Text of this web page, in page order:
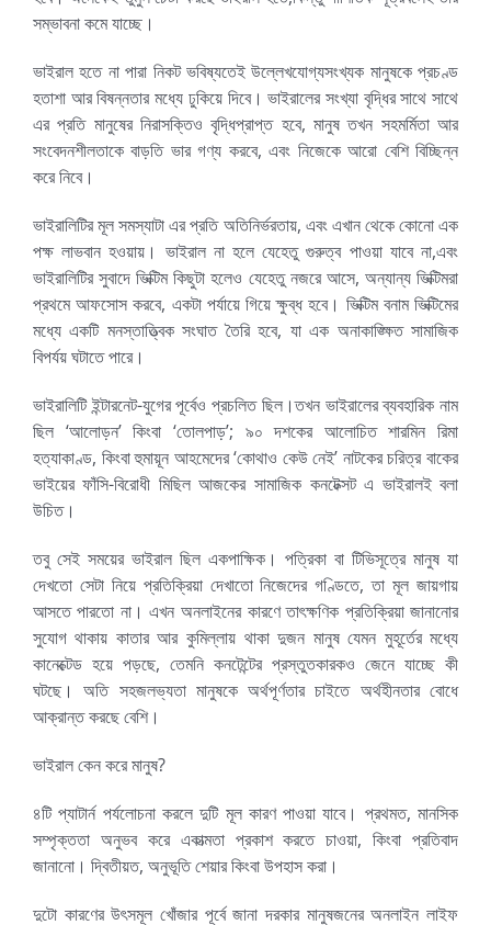
সম্ভাবনা কমে যাচ্ছে।
ভাইরাল হতে না পারা নিকট ভবিষ্যতেই উল্লেখযোগ্যসংখ্যক মানুষকে প্রচণ্ড
হতাশা আর বিষন্নতার মধ্যে ঢুকিয়ে দিবে। ভাইরালের সংখ্যা বৃদ্ধির সাথে সাথে
এর প্রতি মানুষের নিরাসক্তিও বৃদ্ধিপ্রাপ্ত হবে, মানুষ তখন সহমর্মিতা আর
সংবেদনশীলতাকে বাড়তি ভার গণ্য করবে, এবং নিজেকে আরো বেশি বিচ্ছিন্ন
করে নিবে।
ভাইরালিটির মূল সমস্যাটা এর প্রতি অতিনির্ভরতায়, এবং এখান থেকে কোনো এক
পক্ষ লাভবান হওয়ায়। ভাইরাল না হলে যেহেতু গুরুত্ব পাওয়া যাবে না,এবং
ভাইরালিটির সুবাদে ভিক্টিম কিছুটা হলেও যেহেতু নজরে আসে, অন্যান্য ভিক্টিমরা
প্রথমে আফসোস করবে, একটা পর্যায়ে গিয়ে ক্ষুব্ধ হবে। ভিক্টিম বনাম ভিক্টিমের
মধ্যে একটি মনস্তাত্ত্বিক সংঘাত তৈরি হবে, যা এক অনাকাঙ্ক্ষিত সামাজিক
বিপর্যয় ঘটাতে পারে।
ভাইরালিটি ইন্টারনেট-যুগের পূর্বেও প্রচলিত ছিল।তখন ভাইরালের ব্যবহারিক নাম
ছিল ‘আলোড়ন’ কিংবা ‘তোলপাড়’; ৯০ দশকের আলোচিত শারমিন রিমা
হত্যাকাণ্ড, কিংবা হুমায়ূন আহমেদের ‘কোথাও কেউ নেই’ নাটকের চরিত্র বাকের
ভাইয়ের ফাঁসি-বিরোধী মিছিল আজকের সামাজিক কনটেক্সট এ ভাইরালই বলা
উচিত।
তবু সেই সময়ের ভাইরাল ছিল একপাক্ষিক। পত্রিকা বা টিভিসূত্রে মানুষ যা
দেখতো সেটা নিয়ে প্রতিক্রিয়া দেখাতো নিজেদের গণ্ডিতে, তা মূল জায়গায়
আসতে পারতো না। এখন অনলাইনের কারণে তাৎক্ষণিক প্রতিক্রিয়া জানানোর
সুযোগ থাকায় কাতার আর কুমিল্লায় থাকা দুজন মানুষ যেমন মুহূর্তের মধ্যে
কানেক্টেড হয়ে পড়ছে, তেমনি কনটেন্টের প্রস্তুতকারকও জেনে যাচ্ছে কী
ঘটছে। অতি সহজলভ্যতা মানুষকে অর্থপূর্ণতার চাইতে অর্থহীনতার বোধে
আক্রান্ত করছে বেশি।
ভাইরাল কেন করে মানুষ?
৪টি প্যাটার্ন পর্যলোচনা করলে দুটি মূল কারণ পাওয়া যাবে। প্রথমত, মানসিক
সম্পৃক্ততা অনুভব করে একাত্মতা প্রকাশ করতে চাওয়া, কিংবা প্রতিবাদ
জানানো। দ্বিতীয়ত, অনুভূতি শেয়ার কিংবা উপহাস করা।
দুটো কারণের উৎসমূল খোঁজার পূর্বে জানা দরকার মানুষজনের অনলাইন লাইফ